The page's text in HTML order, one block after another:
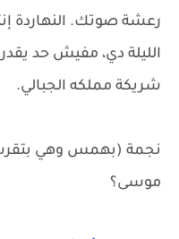
رعشة صوتك. النهاردة
الليلة دي، مفيش حد
شريكة مملكه الجبالي.
نجمة (بهمس وهي بتقرب
موسى؟